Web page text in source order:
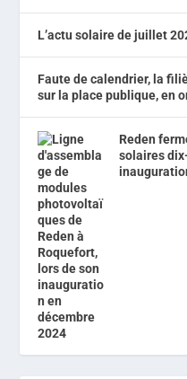
L’actu solaire de juillet
Faute de calendrier, la
sur la place publique, en
Reden
solaires